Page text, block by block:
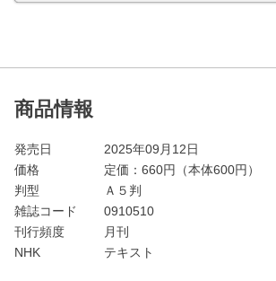
商品情報
発売日
2025年09月12日
価格
定価： 660円（本体600円）
判型
Ａ５判
雑誌コード
0910510
刊行頻度
月刊
NHK
テキスト